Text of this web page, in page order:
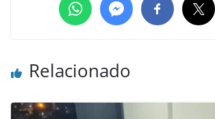
Relacionado